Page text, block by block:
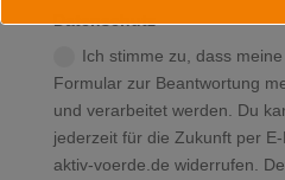
Datenschutz
Ich stimme zu, dass
Formular zur Beantwortung
und verarbeitet werden. Du
jederzeit für die Zukunft per
aktiv-voerde.de widerrufen.
Terminabsagen,
Weiter Termine sind nach